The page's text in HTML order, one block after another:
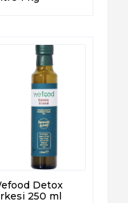
Detox
250 ml